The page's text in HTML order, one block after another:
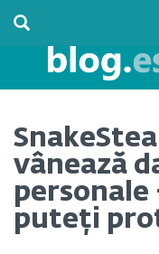
vânează
personale
puteți